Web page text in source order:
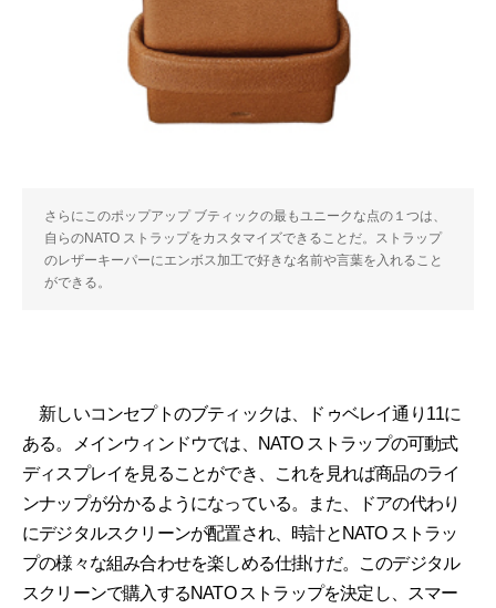
さらにこのポップアップ ブティックの最もユニークな点の１つは、
自らのNATO ストラップをカスタマイズできることだ。ストラップ
のレザーキーパーにエンボス加工で好きな名前や言葉を入れること
ができる。
新しいコンセプトのブティックは、ドゥベレイ通り11に
ある。メインウィンドウでは、NATO ストラップの可動式
ディスプレイを見ることができ、これを見れば商品のライ
ンナップが分かるようになっている。また、ドアの代わり
にデジタルスクリーンが配置され、時計とNATO ストラッ
プの様々な組み合わせを楽しめる仕掛けだ。このデジタル
スクリーンで購入するNATO ストラップを決定し、スマー